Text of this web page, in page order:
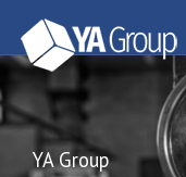
YA Group